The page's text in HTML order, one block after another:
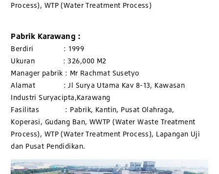
Process), WTP (Water Treatment Process)
Pabrik Karawang :
Berdiri : 1999
Ukuran : 326,000 M2
Manager pabrik : Mr Rachmat Susetyo
Alamat : Jl Surya Utama Kav 8-13, Kawasan
Industri Suryacipta,Karawang
Fasilitas : Pabrik, Kantin, Pusat Olahraga,
Koperasi, Gudang Ban, WWTP (Water Waste Treatment
Process), WTP (Water Treatment Process), Lapangan Uji
dan Pusat Pendidikan.